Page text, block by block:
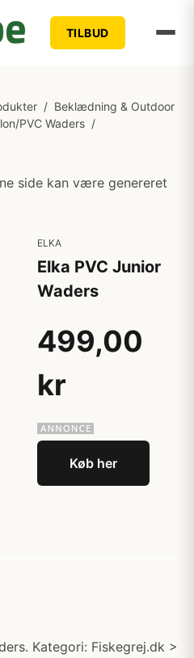
TILBUD
/ Beklædning & Outdoor
PVC Waders /
side kan være genereret
ELKA
Elka PVC Junior
Waders
499,00
kr
Køb her
Kategori: Fiskegrej.dk >